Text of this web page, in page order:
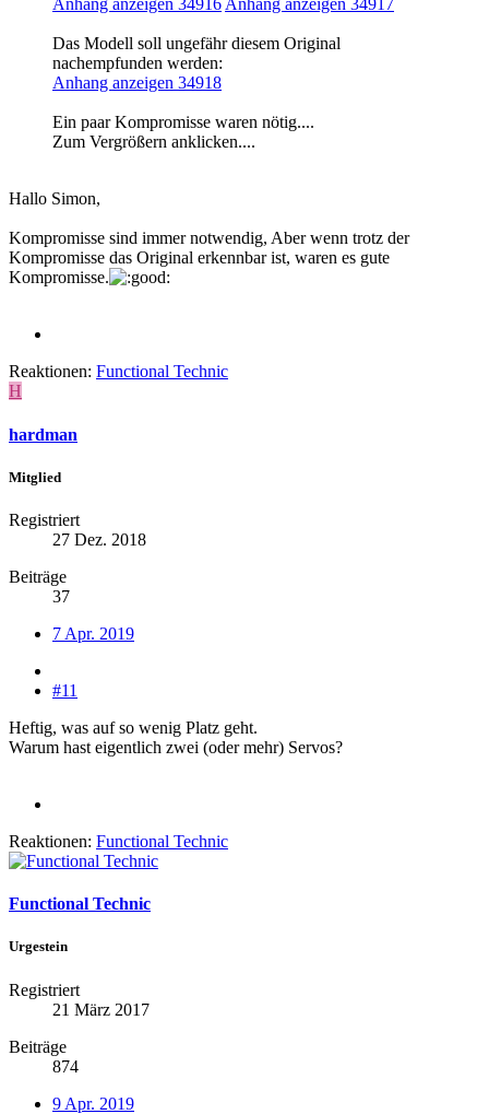
Anhang anzeigen 34916 Anhang anzeigen 34917
Das Modell soll ungefähr diesem Original
nachempfunden werden:
Anhang anzeigen 34918
Ein paar Kompromisse waren nötig....
Zum Vergrößern anklicken....
Hallo Simon,
Kompromisse sind immer notwendig, Aber wenn trotz der
Kompromisse das Original erkennbar ist, waren es gute
Kompromisse.
Reaktionen: Functional Technic
H
hardman
Mitglied
Registriert
27 Dez. 2018
Beiträge
37
7 Apr. 2019
#11
Heftig, was auf so wenig Platz geht.
Warum hast eigentlich zwei (oder mehr) Servos?
Reaktionen: Functional Technic
Functional Technic
Urgestein
Registriert
21 März 2017
Beiträge
874
9 Apr. 2019